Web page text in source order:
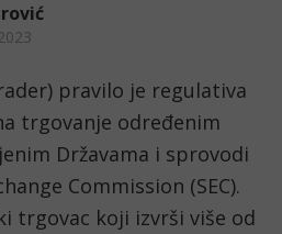
pravilo je regulativa
trgovanje određenim
Državama i sprovodi
Commission (SEC).
trgovac koji izvrši više od